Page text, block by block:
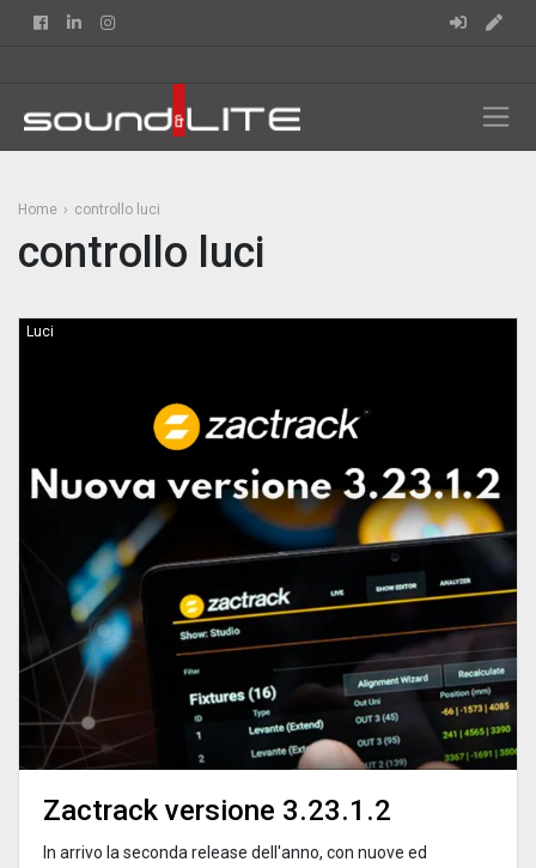
FacebookLinkedin
Home controllo luci
controllo luci
Luci
Zactrack versione 3.23.1.2
In arrivo la seconda release dell'anno, con nuove ed